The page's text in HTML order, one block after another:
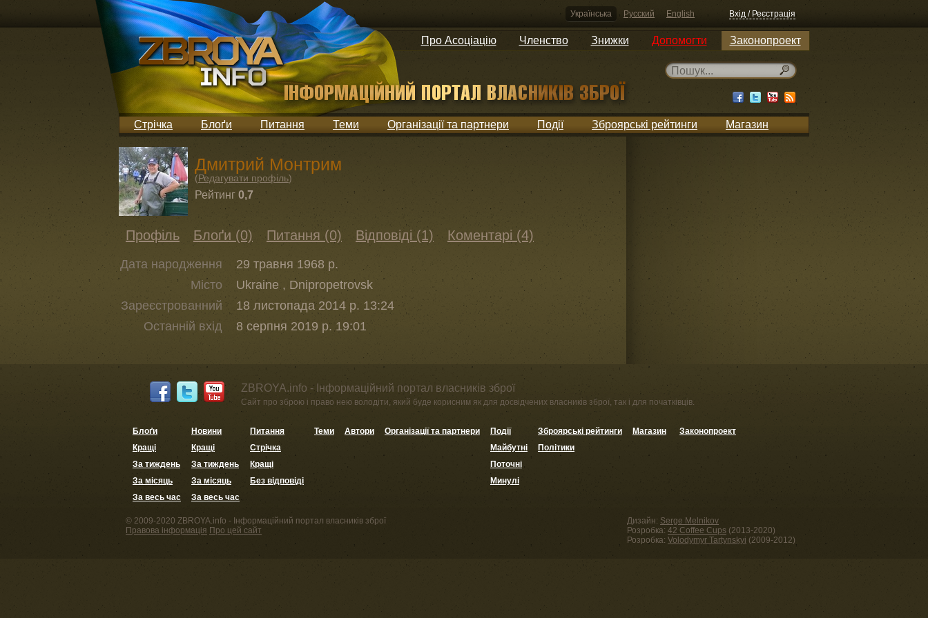
Українська Русский English Вхід / Реєстрація
Про Асоціацію Членство Знижки Допомогти Законопроект
Стрічка Блоґи Питання Теми Організації та партнери Події Зброярські рейтинги Магазин
Дмитрий Монтрим
(Редагувати профіль)
Рейтинг 0,7
Профіль Блоґи (0) Питання (0) Відповіді (1) Коментарі (4)
Дата народження
29 травня 1968 р.
Місто
Ukraine , Dnipropetrovsk
Зареєстрованний
18 листопада 2014 р. 13:24
Останній вхід
8 серпня 2019 р. 19:01
ZBROYA.info - Інформаційний портал власників зброї
Сайт про зброю і право нею володіти, який буде корисним як для досвідчених власників зброї, так і для початківців.
Блоґи
Кращі
За тиждень
За місяць
За весь час
Новини
Кращі
За тиждень
За місяць
За весь час
Питання
Стрічка
Кращі
Без відповіді
Теми Автори Організації та партнери
Події
Майбутні
Поточні
Минулі
Зброярські рейтинги
Політики
Магазин Законопроект
© 2009-2020 ZBROYA.info - Інформаційний портал власників зброї
Правова інформація Про цей сайт
Дизайн: Serge Melnikov
Розробка: 42 Coffee Cups (2013-2020)
Розробка: Volodymyr Tartynskyi (2009-2012)